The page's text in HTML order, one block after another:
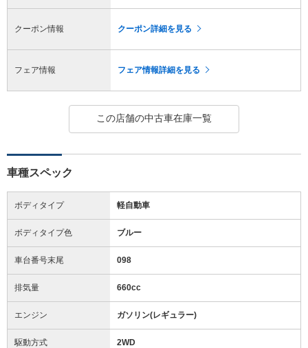
クーポン情報 クーポン詳細を見る
フェア情報 フェア情報詳細を見る
この店舗の中古車在庫一覧
車種スペック
ボディタイプ 軽自動車
ボディタイプ色 ブルー
車台番号末尾 098
排気量 660cc
エンジン ガソリン(レギュラー)
駆動方式 2WD